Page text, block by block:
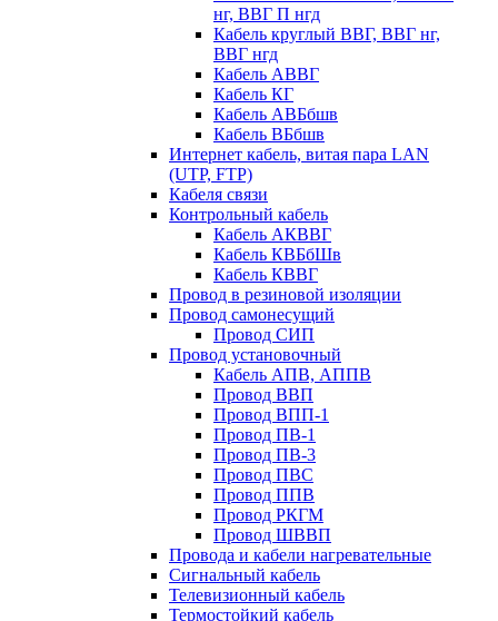
нг, ВВГ П нгд
Кабель круглый ВВГ, ВВГ нг,
ВВГ нгд
Кабель АВВГ
Кабель КГ
Кабель АВБбшв
Кабель ВБбшв
Интернет кабель, витая пара LAN
(UTP, FTP)
Кабеля связи
Контрольный кабель
Кабель АКВВГ
Кабель КВБбШв
Кабель КВВГ
Провод в резиновой изоляции
Провод самонесущий
Провод СИП
Провод установочный
Кабель АПВ, АППВ
Провод ВВП
Провод ВПП-1
Провод ПВ-1
Провод ПВ-3
Провод ПВС
Провод ППВ
Провод РКГМ
Провод ШВВП
Провода и кабели нагревательные
Сигнальный кабель
Телевизионный кабель
Термостойкий кабель